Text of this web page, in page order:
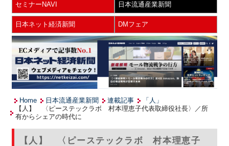
セミナーNAVI 日本流通産業新聞
日本ネット経済新聞 DMフェア
Home 日本流通産業新聞 連載記事
「人」
【人】 〈ピーステックラボ 村本理恵子代表取締役社長〉／所
有からシェアの時代に
【人】 〈ピーステックラボ 村本理恵子